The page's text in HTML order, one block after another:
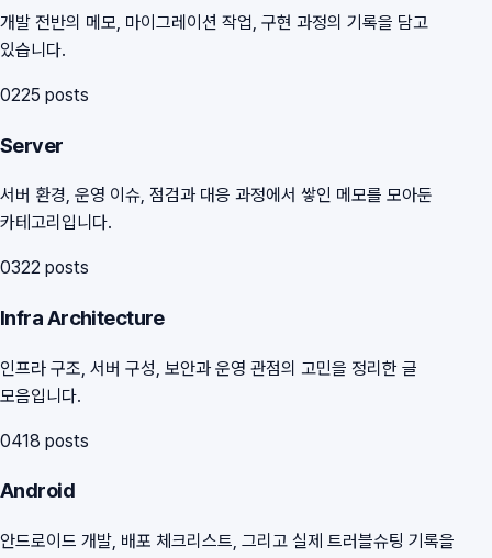
개발 전반의 메모, 마이그레이션 작업, 구현 과정의 기록을 담고
있습니다.
0225 posts
Server
서버 환경, 운영 이슈, 점검과 대응 과정에서 쌓인 메모를 모아둔
카테고리입니다.
0322 posts
Infra Architecture
인프라 구조, 서버 구성, 보안과 운영 관점의 고민을 정리한 글
모음입니다.
0418 posts
Android
안드로이드 개발, 배포 체크리스트, 그리고 실제 트러블슈팅 기록을